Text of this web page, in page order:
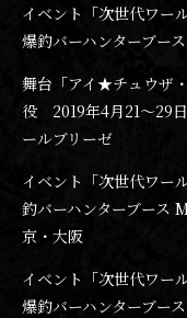
イベント「次世代ワー
爆釣バーハンターブー
舞台「アイ★チュウザ
役 2019年4月21〜29日
ールブリーゼ
イベント「次世代ワー
釣バーハンターブース
京・大阪
イベント「次世代ワー
爆釣バーハンターブー